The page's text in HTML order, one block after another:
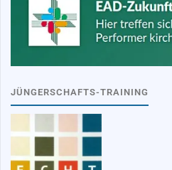
JÜNGERSCHAFTS-TRAINING